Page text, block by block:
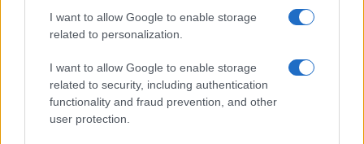
I want to allow Google to enable storage
related to personalization.
I want to allow Google to enable storage
related to security, including authentication
functionality and fraud prevention, and other
user protection.
fronte ucraino.
La Corea del Nord e la Russia, ha aggiunto, “sono
due Stati sovrani indipendenti, e il modo in cui